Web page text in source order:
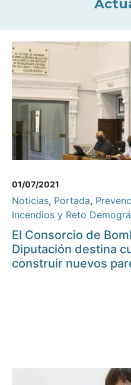
01/07/2021
Noticias, Portada,
Incendios y Reto
El Consorcio de
Diputación destina
construir nuevos